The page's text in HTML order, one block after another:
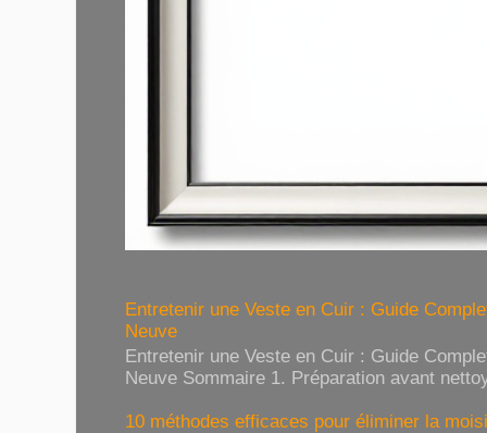
Entretenir une Veste en Cuir : Guide
Neuve
Entretenir une Veste en Cuir : Guide
Neuve Sommaire 1. Préparation avant
10 méthodes efficaces pour éliminer la